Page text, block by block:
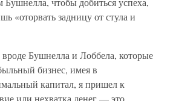
«оторвать задницу от стула и
Бушнелла и Лоббела, которые
бизнес, имея в
капитал, я пришел к
или нехватка денег — это